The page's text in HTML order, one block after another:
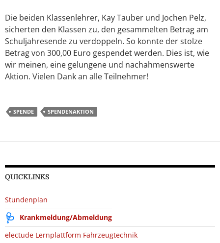
Die beiden Klassenlehrer, Kay Tauber und Jochen Pelz,
sicherten den Klassen zu, den gesammelten Betrag am
Schuljahresende zu verdoppeln. So konnte der stolze
Betrag von 300,00 Euro gespendet werden. Dies ist, wie
wir meinen, eine gelungene und nachahmenswerte
Aktion. Vielen Dank an alle Teilnehmer!
SPENDE SPENDENAKTION
QUICKLINKS
Stundenplan
Krankmeldung/Abmeldung
electude Lernplattform Fahrzeugtechnik